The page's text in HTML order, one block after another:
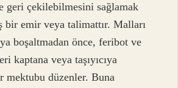
geri çekilebilmesini sağlamak
bir emir veya talimattır. Malları
boşaltmadan önce, feribot ve
kaptana veya taşıyıcıya
mektubu düzenler. Buna